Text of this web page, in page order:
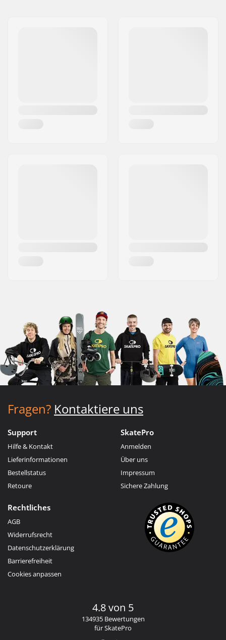
Fragen? Kontaktiere uns
Support
Hilfe & Kontakt
Lieferinformationen
Bestellstatus
Retoure
SkatePro
Anmelden
Über uns
Impressum
Sichere Zahlung
Rechtliches
AGB
Widerrufsrecht
Datenschutzerklärung
Barrierefreiheit
Cookies anpassen
4.8 von 5
134935 Bewertungen
für SkatePro